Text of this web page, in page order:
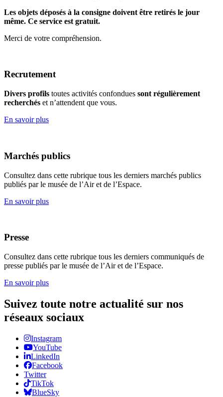
Les objets déposés à la consigne doivent être retirés le jour
même. Ce service est gratuit.
Merci de votre compréhension.
Recrutement
Divers profils toutes activités confondues sont régulièrement
recherchés et n’attendent que vous.
En savoir plus
Marchés publics
Consultez dans cette rubrique tous les derniers marchés publics
publiés par le musée de l’Air et de l’Espace.
En savoir plus
Presse
Consultez dans cette rubrique tous les derniers communiqués de
presse publiés par le musée de l’Air et de l’Espace.
En savoir plus
Suivez toute notre actualité sur nos
réseaux sociaux
Instagram
YouTube
LinkedIn
Facebook
Twitter
TikTok
BlueSky